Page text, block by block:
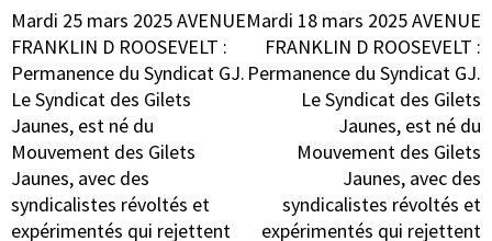
Navigation
de
l’article
Mardi 25 mars 2025 AVENUE
FRANKLIN D ROOSEVELT :
Permanence du Syndicat GJ.
Le Syndicat des Gilets
Jaunes, est né du
Mouvement des Gilets
Jaunes, avec des
syndicalistes révoltés et
expérimentés qui rejettent
Mardi 18 mars 2025 AVENUE
FRANKLIN D ROOSEVELT :
Permanence du Syndicat GJ.
Le Syndicat des Gilets
Jaunes, est né du
Mouvement des Gilets
Jaunes, avec des
syndicalistes révoltés et
expérimentés qui rejettent